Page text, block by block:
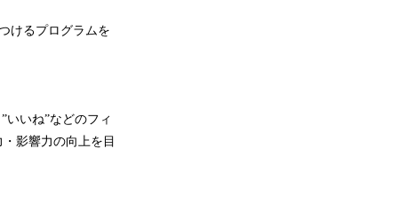
けるプログラムを
いね”などのフィ
影響力の向上を目